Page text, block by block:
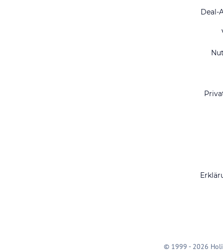
Deal-
© 1999 - 2026